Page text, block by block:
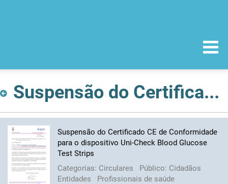
Suspensão do Certificado CE de Conformidade para o dispositivo Uni-Check Blood Glucose Test Strips
Suspensão do Certificado CE de Conformidade
para o dispositivo Uni-Check Blood Glucose
Test Strips
Categorias: Circulares Público: Cidadãos
Entidades
Profissionais de saúde